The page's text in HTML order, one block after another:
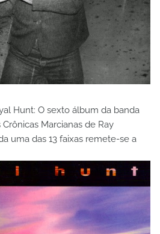
Hunt: O sexto álbum da banda
Marcianas de Ray
uma das 13 faixas remete-se a